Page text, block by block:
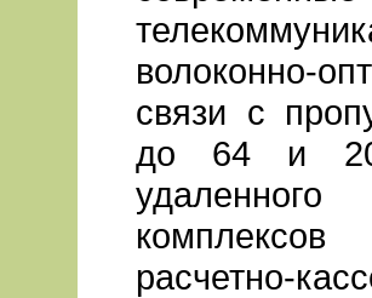
волоконно-
связи с
до 64 и
расчетно-